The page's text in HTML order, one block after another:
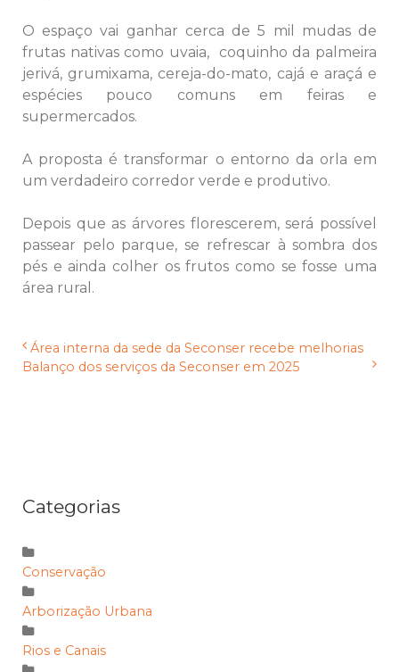
O espaço vai ganhar cerca de 5 mil mudas de
frutas nativas como uvaia, coquinho da palmeira
jerivá, grumixama, cereja-do-mato, cajá e araçá e
espécies pouco comuns em feiras e
supermercados.
A proposta é transformar o entorno da orla em
um verdadeiro corredor verde e produtivo.
Depois que as árvores florescerem, será possível
passear pelo parque, se refrescar à sombra dos
pés e ainda colher os frutos como se fosse uma
área rural.
Área interna da sede da Seconser recebe melhorias
Balanço dos serviços da Seconser em 2025
Categorias
Conservação
Arborização Urbana
Rios e Canais